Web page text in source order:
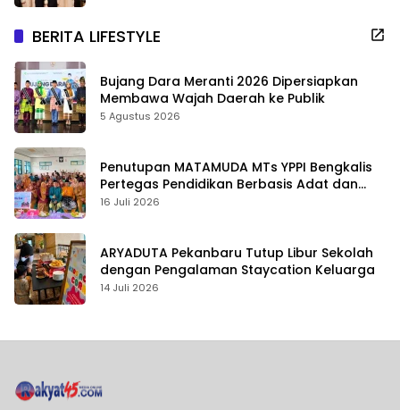
BERITA LIFESTYLE
Bujang Dara Meranti 2026 Dipersiapkan
Membawa Wajah Daerah ke Publik
5 Agustus 2026
Penutupan MATAMUDA MTs YPPI Bengkalis
Pertegas Pendidikan Berbasis Adat dan
Karakter
16 Juli 2026
ARYADUTA Pekanbaru Tutup Libur Sekolah
dengan Pengalaman Staycation Keluarga
14 Juli 2026